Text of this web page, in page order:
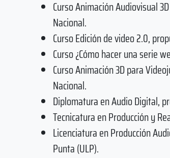
Curso Animación Audiovisual
Nacional.
Curso Edición de video 2.0,
Curso ¿Cómo hacer una serie
Curso Animación 3D para
Nacional.
Diplomatura en Audio Digital,
Tecnicatura en Producción y
Licenciatura en Producción
Punta (ULP).